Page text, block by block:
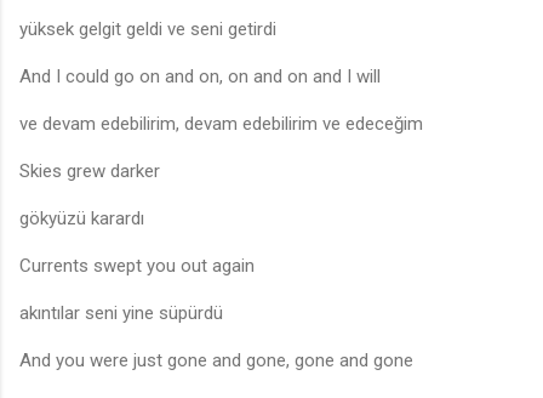
yüksek gelgit geldi ve seni getirdi
And I could go on and on, on and on and I will
ve devam edebilirim, devam edebilirim ve edeceğim
Skies grew darker
gökyüzü karardı
Currents swept you out again
akıntılar seni yine süpürdü
And you were just gone and gone, gone and gone